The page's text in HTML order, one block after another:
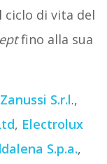
di vita del
fino alla sua
S.r.l.,
, Electrolux
S.p.a.,